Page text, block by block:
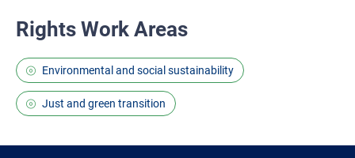
Rights Work Areas
Environmental and social sustainability
Just and green transition